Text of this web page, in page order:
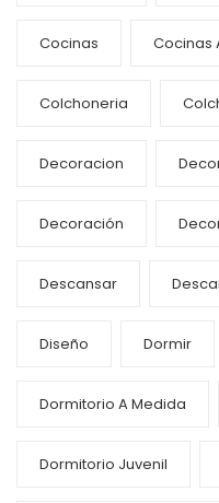
Cocinas Cocinas
Colchoneria
Decoracion
Decoración
Descansar
Diseño Dormir
Dormitorio A Medida
Dormitorio Juvenil